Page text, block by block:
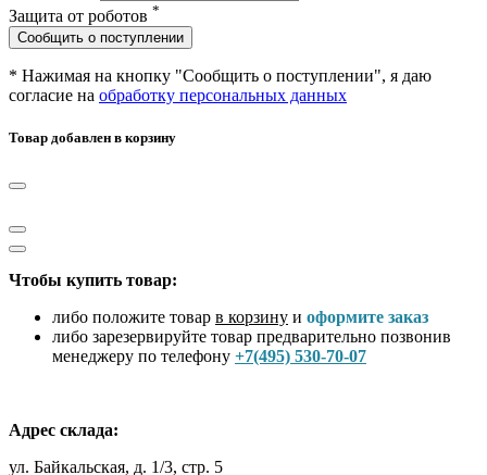
Защита от роботов *
Сообщить о поступлении
* Нажимая на кнопку "Сообщить о поступлении", я даю
согласие на обработку персональных данных
Товар добавлен в корзину
Чтобы купить товар:
либо положите товар в корзину и оформите заказ
либо зарезервируйте товар предварительно позвонив
менеджеру по телефону +7(495) 530-70-07
Адрес склада:
ул. Байкальская, д. 1/3, стр. 5